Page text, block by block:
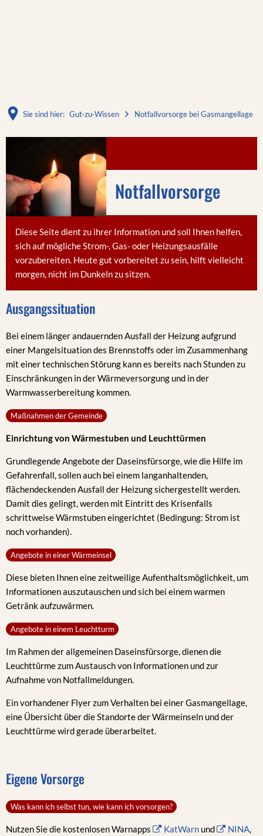
Sie sind hier: Gut·zu·Wissen Notfallvorsorge bei Gasmangellage
Notfallvorsorge
bei
Gasmangellage Notfallvorsorge
Diese Seite dient zu ihrer Information und soll Ihnen helfen,
sich auf mögliche Strom-, Gas- oder Heizungsausfälle
vorzubereiten. Heute gut vorbereitet zu sein, hilft vielleicht
morgen, nicht im Dunkeln zu sitzen.
Ausgangssituation
Bei einem länger andauernden Ausfall der Heizung aufgrund
einer Mangelsituation des Brennstoffs oder im Zusammenhang
mit einer technischen Störung kann es bereits nach Stunden zu
Einschränkungen in der Wärmeversorgung und in der
Warmwasserbereitung kommen.
Maßnahmen der Gemeinde
Einrichtung von Wärmestuben und Leuchttürmen
Grundlegende Angebote der Daseinsfürsorge, wie die Hilfe im
Gefahrenfall, sollen auch bei einem langanhaltenden,
flächendeckenden Ausfall der Heizung sichergestellt werden.
Damit dies gelingt, werden mit Eintritt des Krisenfalls
schrittweise Wärmstuben eingerichtet (Bedingung: Strom ist
noch vorhanden).
Angebote in einer Wärmeinsel
Diese bieten Ihnen eine zeitweilige Aufenthaltsmöglichkeit, um
Informationen auszutauschen und sich bei einem warmen
Getränk aufzuwärmen.
Angebote in einem Leuchtturm
Im Rahmen der allgemeinen Daseinsfürsorge, dienen die
Leuchttürme zum Austausch von Informationen und zur
Aufnahme von Notfallmeldungen.
Ein vorhandener Flyer zum Verhalten bei einer Gasmangellage,
eine Übersicht über die Standorte der Wärmeinseln und der
Leuchttürme wird gerade überarbeitet.
Eigene Vorsorge
Was kann ich selbst tun, wie kann ich vorsorgen?
Nutzen Sie die kostenlosen Warnapps KatWarnund NINA,